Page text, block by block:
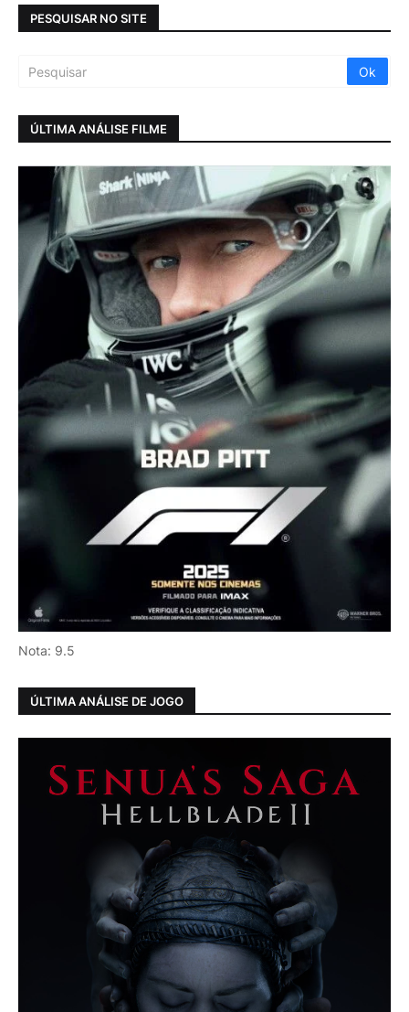
PESQUISAR NO SITE
ÚLTIMA ANÁLISE FILME
Nota: 9.5
ÚLTIMA ANÁLISE DE JOGO